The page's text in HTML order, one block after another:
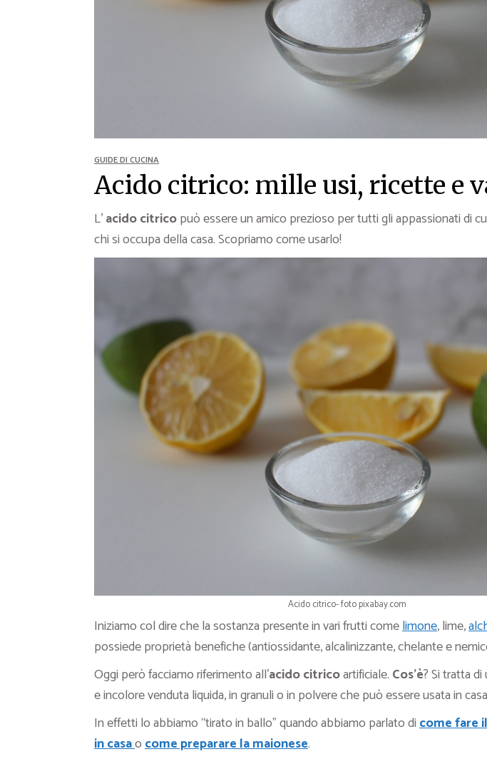
Ricette Pesce
GUIDE DI CUCINA
Acido citrico: mille usi, ricette e
L’acido citricopuò essere un amico prezioso per tutti gli appassionati di
chi si occupa della casa. Scopriamo come usarlo!
Acido citrico- foto pixabay.com
Iniziamo col dire che la sostanza presente in vari frutti comelimone, lime,
possiede proprietà benefiche (antiossidante, alcalinizzante, chelante e
Oggi però facciamo riferimento all’acido citricoartificiale. Cos’è? Si tratta
e incolore venduta liquida, in granuli o in polvere che può essere usata in
In effetti lo abbiamo “tirato in ballo” quando abbiamo parlato dicome fare
in casaocome preparare la maionese.